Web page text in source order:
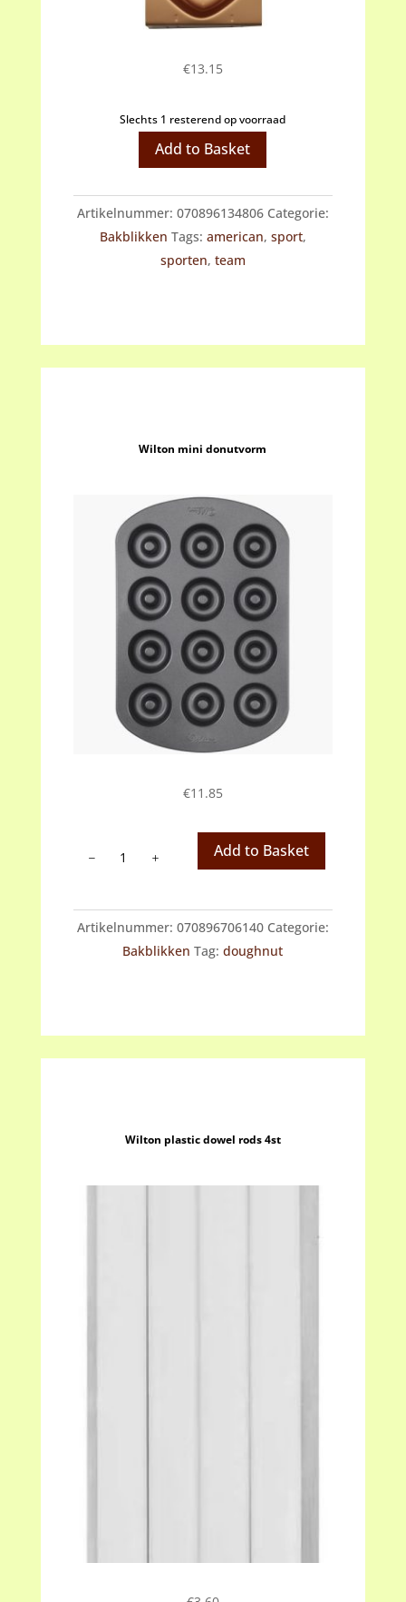
€13.15
Slechts 1 resterend op voorraad
foodball
aantal
Add to Basket
Artikelnummer: 070896134806 Categorie:
Bakblikken Tags: american, sport,
sporten, team
Wilton mini donutvorm
€11.85
aantal
Add to Basket
Artikelnummer: 070896706140 Categorie:
Bakblikken Tag: doughnut
Wilton plastic dowel rods 4st